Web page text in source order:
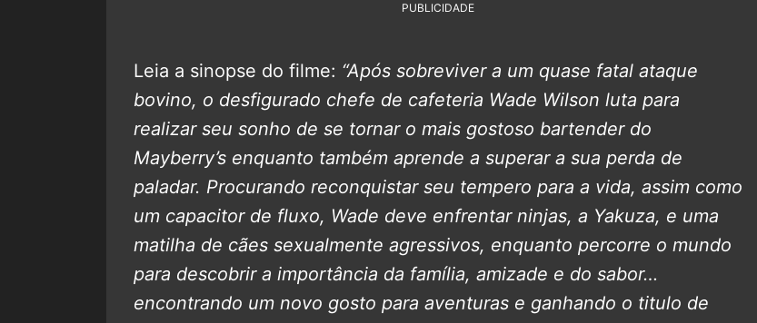
PUBLICIDADE
Leia a sinopse do filme: “Após sobreviver a um quase fatal ataque
bovino, o desfigurado chefe de cafeteria Wade Wilson luta para
realizar seu sonho de se tornar o mais gostoso bartender do
Mayberry’s enquanto também aprende a superar a sua perda de
paladar. Procurando reconquistar seu tempero para a vida, assim como
um capacitor de fluxo, Wade deve enfrentar ninjas, a Yakuza, e uma
matilha de cães sexualmente agressivos, enquanto percorre o mundo
para descobrir a importância da família, amizade e do sabor…
encontrando um novo gosto para aventuras e ganhando o titulo de